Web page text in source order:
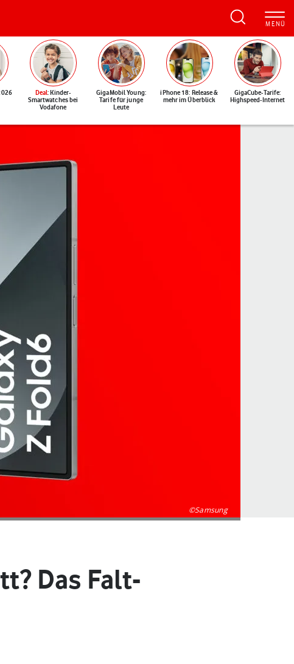
Deal: Kinder-
Smartwatches bei
Vodafone
GigaMobil Young:
Tarife für junge
Leute
iPhone 18: Release &
mehr im Überblick
GigaCube-Tarife:
Highspeed-Internet
©Samsung
Das Falt-